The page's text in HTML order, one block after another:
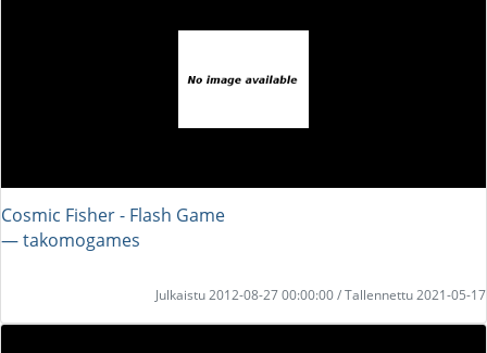
Cosmic Fisher - Flash Game
― takomogames
Julkaistu 2012-08-27 00:00:00 / Tallennettu 2021-05-17